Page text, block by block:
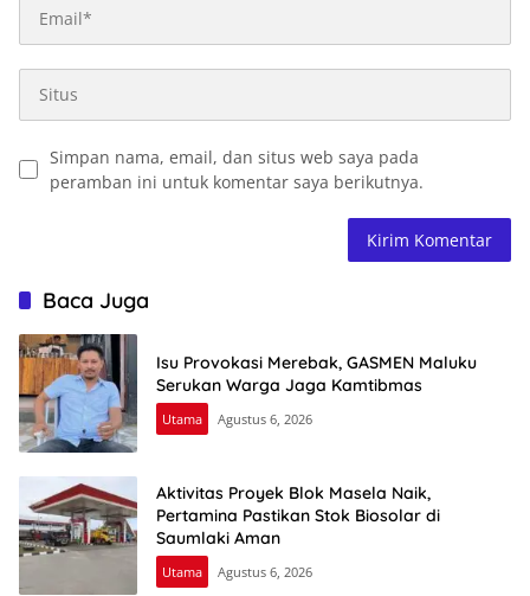
Simpan nama, email, dan situs web saya pada
peramban ini untuk komentar saya berikutnya.
Baca Juga
Isu Provokasi Merebak, GASMEN Maluku
Serukan Warga Jaga Kamtibmas
Utama Agustus 6, 2026
Aktivitas Proyek Blok Masela Naik,
Pertamina Pastikan Stok Biosolar di
Saumlaki Aman
Utama Agustus 6, 2026